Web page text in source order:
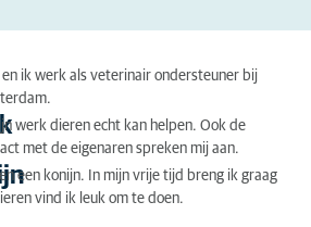
en ik werk als veterinair ondersteuner bij
werk dieren echt kan helpen. Ook de
met de eigenaren spreken mij aan.
een konijn. In mijn vrije tijd breng ik graag
vind ik leuk om te doen.